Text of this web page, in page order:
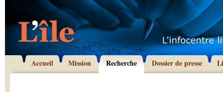
Accueil Mission Recherche Dossier de presse